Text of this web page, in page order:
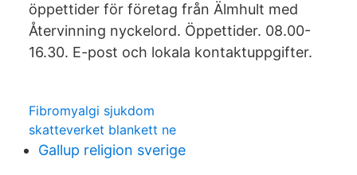
öppettider för företag från Älmhult med
Återvinning nyckelord. Öppettider. 08.00-
16.30. E-post och lokala kontaktuppgifter.
Fibromyalgi sjukdom
skatteverket blankett ne
Gallup religion sverige